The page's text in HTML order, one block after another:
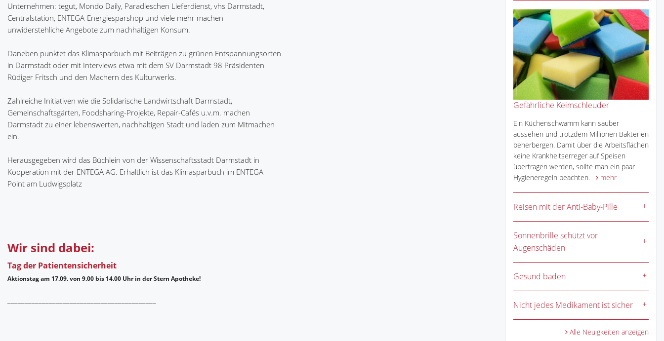
Unternehmen: tegut, Mondo Daily, Paradieschen Lieferdienst, vhs Darmstadt,
Centralstation, ENTEGA-Energiesparshop und viele mehr machen
unwiderstehliche Angebote zum nachhaltigen Konsum.
Daneben punktet das Klimasparbuch mit Beiträgen zu grünen Entspannungsorten
in Darmstadt oder mit Interviews etwa mit dem SV Darmstadt 98 Präsidenten
Rüdiger Fritsch und den Machern des Kulturwerks.
Zahlreiche Initiativen wie die Solidarische Landwirtschaft Darmstadt,
Gemeinschaftsgärten, Foodsharing-Projekte, Repair-Cafés u.v.m. machen
Darmstadt zu einer lebenswerten, nachhaltigen Stadt und laden zum Mitmachen
ein.
Herausgegeben wird das Büchlein von der Wissenschaftsstadt Darmstadt in
Kooperation mit der ENTEGA AG. Erhältlich ist das Klimasparbuch im ENTEGA
Point am Ludwigsplatz
Wir sind dabei:
Tag der Patientensicherheit
Aktionstag am 17.09. von 9.00 bis 14.00 Uhr in der Stern Apotheke!
Gefährliche Keimschleuder
Ein Küchenschwamm kann sauber
aussehen und trotzdem Millionen Bakterien
beherbergen. Damit über die Arbeitsflächen
keine Krankheitserreger auf Speisen
übertragen werden, sollte man ein paar
Hygieneregeln beachten.
mehr
Reisen mit der Anti-Baby-Pille
Sonnenbrille schützt vor
Augenschäden
Gesund baden
Nicht jedes Medikament ist sicher
Alle Neuigkeiten anzeigen